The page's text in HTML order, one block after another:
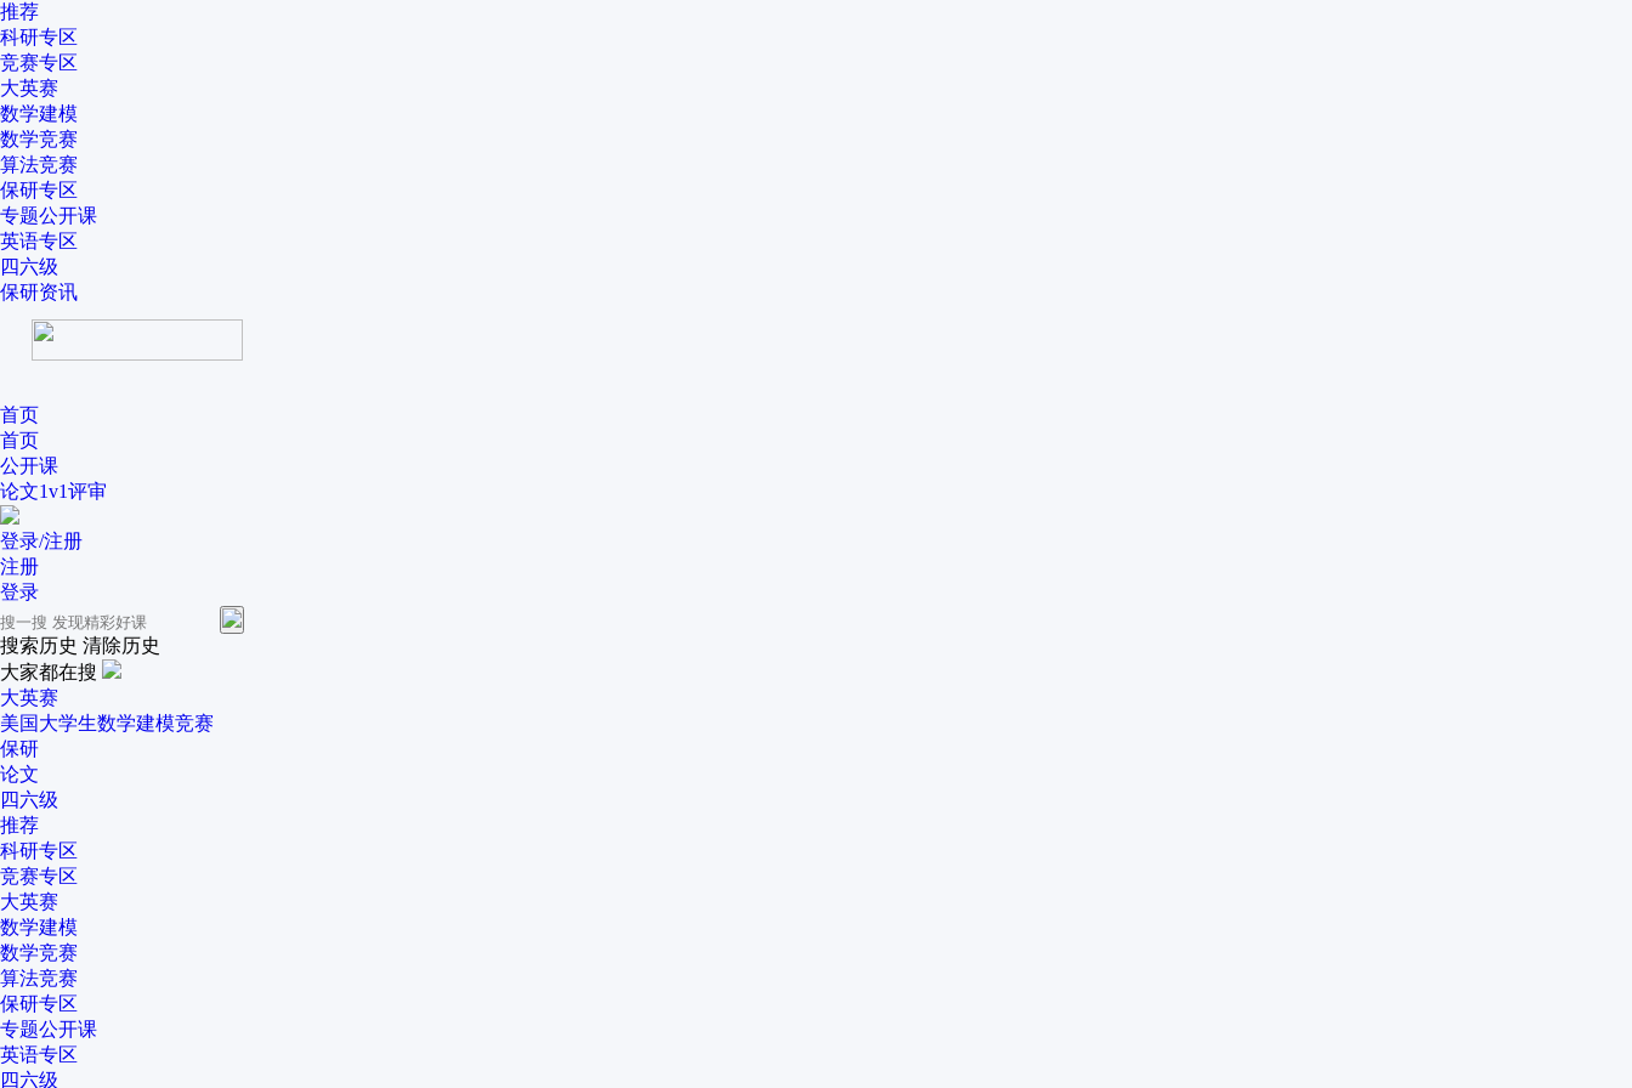
推荐
科研专区
竞赛专区
大英赛
数学建模
数学竞赛
算法竞赛
保研专区
专题公开课
英语专区
四六级
保研资讯
首页
首页
公开课
论文1v1评审
登录/注册
注册
登录
搜索历史 清除历史
大家都在搜
大英赛
美国大学生数学建模竞赛
保研
论文
四六级
推荐
科研专区
竞赛专区
大英赛
数学建模
数学竞赛
算法竞赛
保研专区
专题公开课
英语专区
四六级